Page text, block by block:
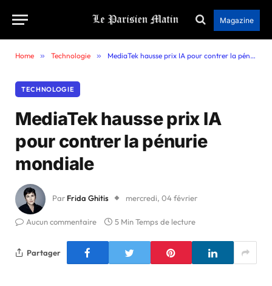
Magazine
Home » Technologie » MediaTek hausse prix IA pour contrer la pénurie mondiale
TECHNOLOGIE
MediaTek hausse prix IA
pour contrer la pénurie
mondiale
Par Frida Ghitis mercredi, 04 février
Aucun commentaire 5 Min Temps de lecture
Partager